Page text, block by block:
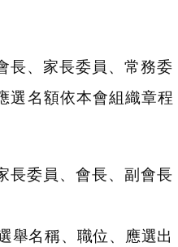
長、家長委員、常務委
選名額依本會組織章程
長委員、會長、副會長
舉名稱、職位、應選出